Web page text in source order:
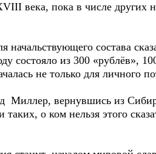
века, пока в числе
состава
состояло из 300 «рублёв»,
не только для личного
Миллер, вернувшись из
о ком нельзя этого